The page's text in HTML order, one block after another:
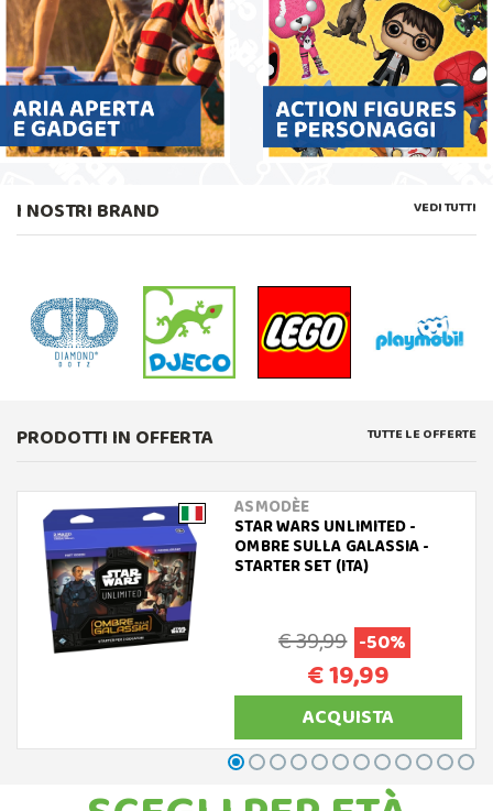
I NOSTRI BRAND VEDI TUTTI
PRODOTTI IN OFFERTA TUTTE LE OFFERTE
ASMODÈE
STAR WARS UNLIMITED -
OMBRE SULLA GALASSIA -
STARTER SET (ITA)
€ 39,99 -50%
€ 19,99
ACQUISTA